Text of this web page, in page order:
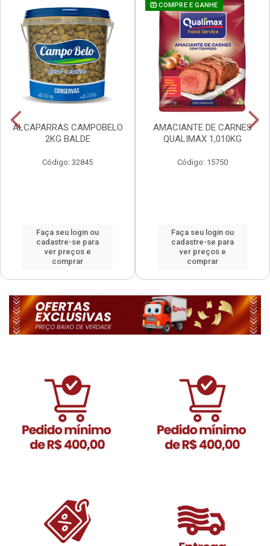
ALCAPARRAS CAMPOBELO
2KG BALDE
Código: 32845
Faça seu login ou
cadastre-se para
ver preços e
comprar
COMPRE E GANHE
AMACIANTE DE CARNES
QUALIMAX 1,010KG
Código: 15750
Faça seu login ou
cadastre-se para
ver preços e
comprar